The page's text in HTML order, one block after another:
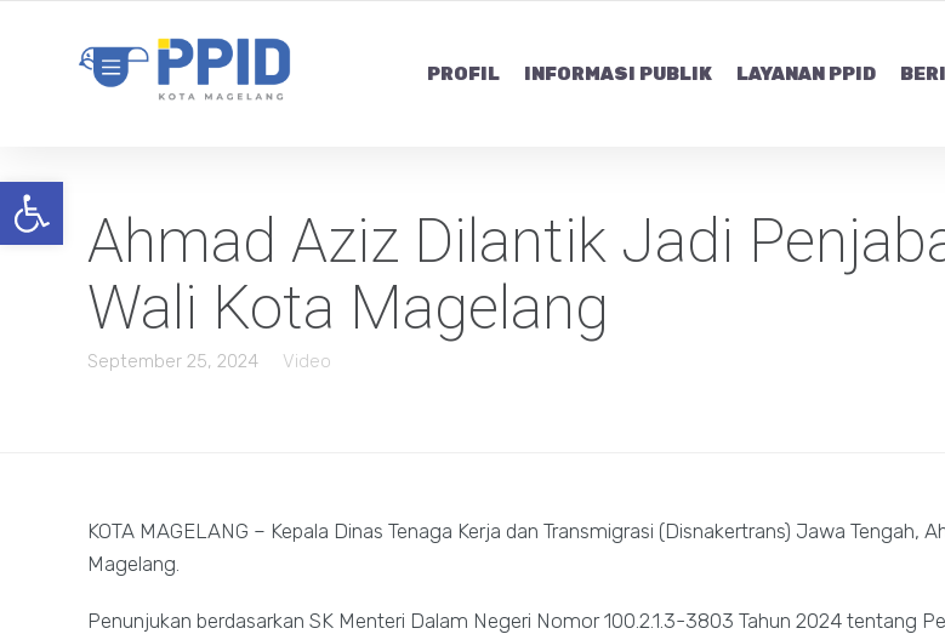
Open toolbar
PROFIL INFORMASI PUBLIK LAYANAN PPID
Ahmad Aziz Dilantik Jadi
Wali Kota Magelang
September 25, 2024 Video
KOTA MAGELANG – Kepala Dinas Tenaga Kerja dan Transmigrasi (Disnakertrans) Jawa
Magelang.
Penunjukan berdasarkan SK Menteri Dalam Negeri Nomor 100.2.1.3-3803 Tahun 2024 tentang